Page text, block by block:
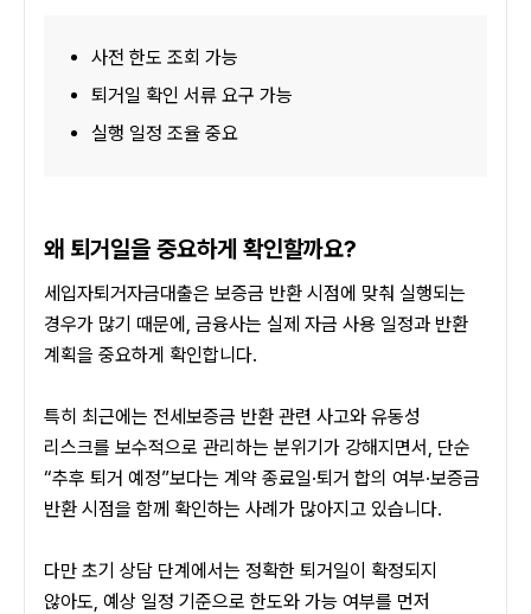
사전 한도 조회 가능
퇴거일 확인 서류 요구 가능
실행 일정 조율 중요
왜 퇴거일을 중요하게 확인할까요?
세입자퇴거자금대출은 보증금 반환 시점에 맞춰 실행되는
경우가 많기 때문에, 금융사는 실제 자금 사용 일정과 반환
계획을 중요하게 확인합니다.
특히 최근에는 전세보증금 반환 관련 사고와 유동성
리스크를 보수적으로 관리하는 분위기가 강해지면서, 단순
“추후 퇴거 예정”보다는 계약 종료일·퇴거 합의 여부·보증금
반환 시점을 함께 확인하는 사례가 많아지고 있습니다.
다만 초기 상담 단계에서는 정확한 퇴거일이 확정되지
않아도, 예상 일정 기준으로 한도와 가능 여부를 먼저